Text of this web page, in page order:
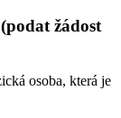
žádost
osoba, která je